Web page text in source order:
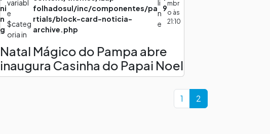
ni
n
g
variabl
e
$categ
oria in
folhadosul/inc/componentes/pa
rtials/block-card-noticia-
archive.php
li
n
e
9
mbr
o às
21:10
Natal Mágico do Pampa abre
inaugura Casinha do Papai Noel
Page
1 Current Page
2